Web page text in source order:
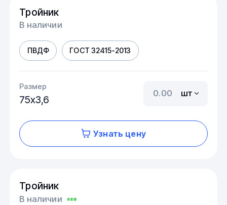
Тройник
В наличии
ПВДФ ГОСТ 32415-2013
Размер
75х3,6
шт
Узнать цену
Тройник
В наличии